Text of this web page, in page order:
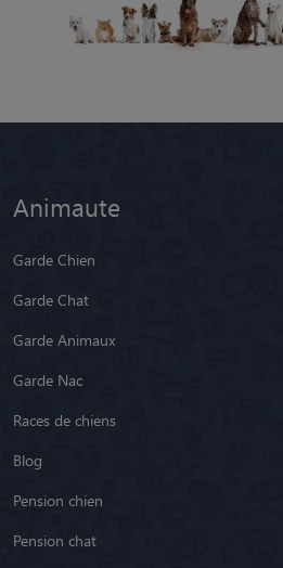
Animaute
Garde Chien
Garde Chat
Garde Animaux
Garde Nac
Races de chiens
Blog
Pension chien
Pension chat